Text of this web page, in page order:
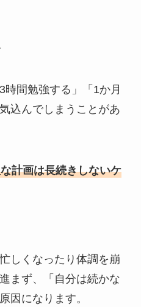
間勉強する」「1か月
込んでしまうことがあ
計画は長続きしないケ
しくなったり体調を崩
まず、「自分は続かな
因になります。